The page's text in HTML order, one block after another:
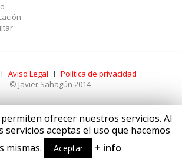
I Aviso Legal I Política de privacidad
© Javier Sahagún 2014
ofrecer nuestros servicios. Al
aceptas el uso que hacemos
mismas.
Aceptar + info